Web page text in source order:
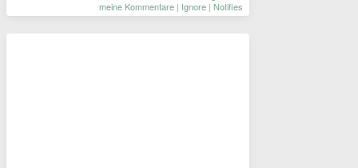
meine Kommentare | Ignore | Notifies